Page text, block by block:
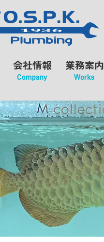
会社情報
Company
業務案内
Works